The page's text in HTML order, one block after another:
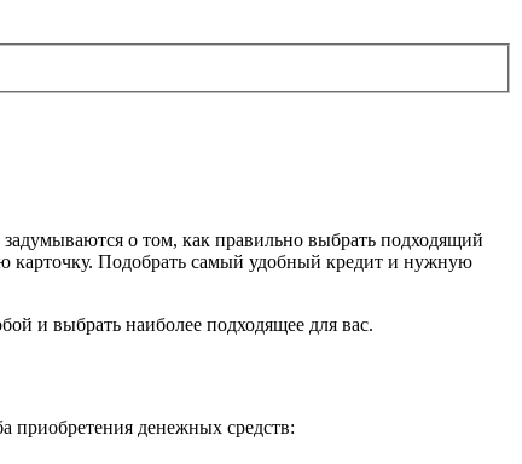
о том, как правильно выбрать подходящий
карточку. Подобрать самый удобный кредит и нужную
и выбрать наиболее подходящее для вас.
приобретения денежных средств: